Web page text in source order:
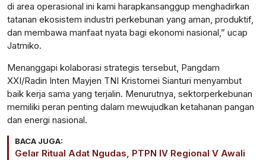
di area operasional ini kami harapkansanggup menghadirkan
tatanan ekosistem industri perkebunan yang aman, produktif,
dan membawa manfaat nyata bagi ekonomi nasional,” ucap
Jatmiko.
Menanggapi kolaborasi strategis tersebut, Pangdam
XXI/Radin Inten Mayjen TNI Kristomei Sianturi menyambut
baik kerja sama yang terjalin. Menurutnya, sektorperkebunan
memiliki peran penting dalam mewujudkan ketahanan pangan
dan energi nasional.
BACA JUGA:
Gelar Ritual Adat Ngudas, PTPN IV Regional V Awali